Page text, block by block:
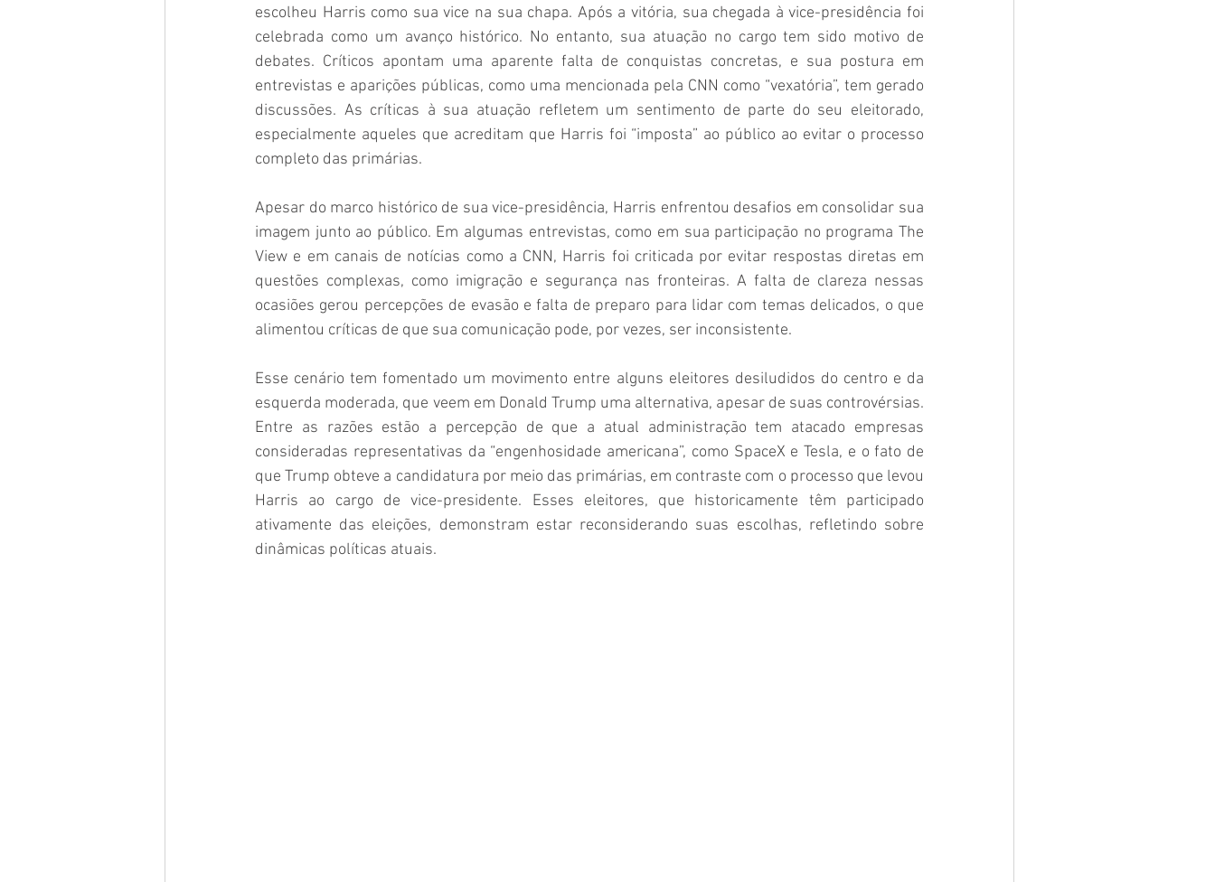
escolheu Harris como sua vice na sua chapa. Após a vitória, sua chegada à vice-presidência foi
celebrada como um avanço histórico. No entanto, sua atuação no cargo tem sido motivo de
debates. Críticos apontam uma aparente falta de conquistas concretas, e sua postura em
entrevistas e aparições públicas, como uma mencionada pela CNN como “vexatória”, tem gerado
discussões. As críticas à sua atuação refletem um sentimento de parte do seu eleitorado,
especialmente aqueles que acreditam que Harris foi “imposta” ao público ao evitar o processo
completo das primárias.
Apesar do marco histórico de sua vice-presidência, Harris enfrentou desafios em consolidar sua
imagem junto ao público. Em algumas entrevistas, como em sua participação no programa The
View e em canais de notícias como a CNN, Harris foi criticada por evitar respostas diretas em
questões complexas, como imigração e segurança nas fronteiras. A falta de clareza nessas
ocasiões gerou percepções de evasão e falta de preparo para lidar com temas delicados, o que
alimentou críticas de que sua comunicação pode, por vezes, ser inconsistente.
Esse cenário tem fomentado um movimento entre alguns eleitores desiludidos do centro e da
esquerda moderada, que veem em Donald Trump uma alternativa, apesar de suas controvérsias.
Entre as razões estão a percepção de que a atual administração tem atacado empresas
consideradas representativas da “engenhosidade americana”, como SpaceX e Tesla, e o fato de
que Trump obteve a candidatura por meio das primárias, em contraste com o processo que levou
Harris ao cargo de vice-presidente. Esses eleitores, que historicamente têm participado
ativamente das eleições, demonstram estar reconsiderando suas escolhas, refletindo sobre
dinâmicas políticas atuais.